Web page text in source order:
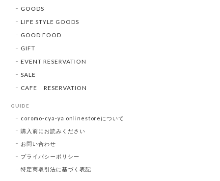
GOODS
LIFE STYLE GOODS
GOOD FOOD
GIFT
EVENT RESERVATION
SALE
CAFE RESERVATION
GUIDE
coromo-cya-ya onlinestoreについて
購入前にお読みください
お問い合わせ
プライバシーポリシー
特定商取引法に基づく表記